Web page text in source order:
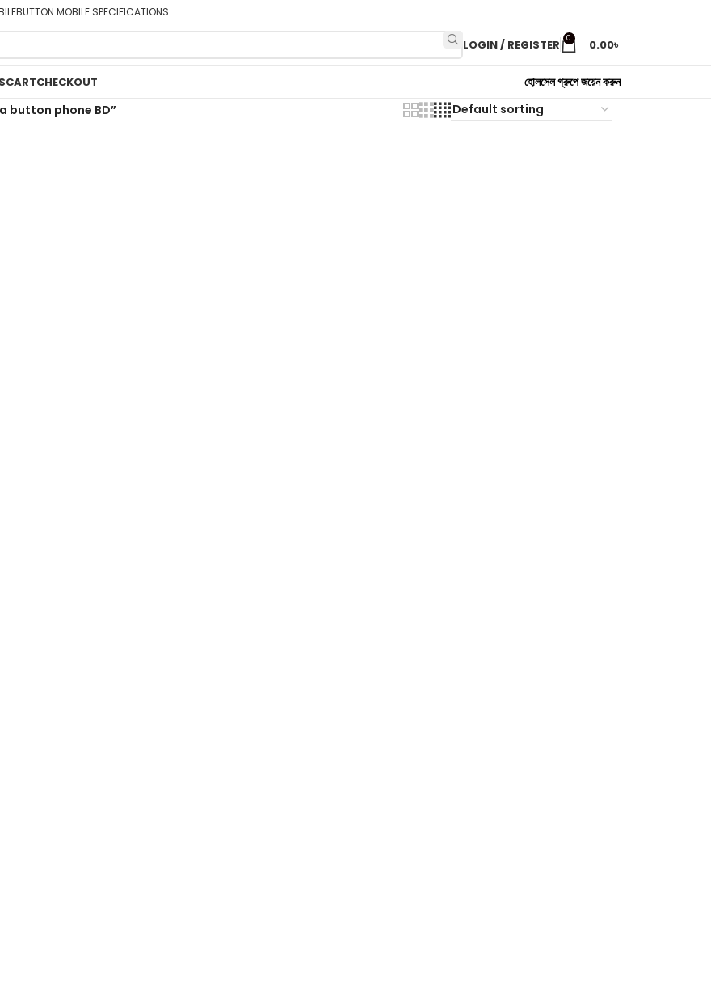
BUTTON MOBILE SPECIFICATIONS
LOGIN / REGISTER 0 0.00৳
CARTCHECKOUT হোলসেল গ্রুপে জয়েন করুন
button phone BD”